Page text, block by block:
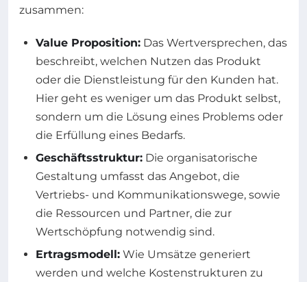
zusammen:
Value Proposition: Das Wertversprechen, das
beschreibt, welchen Nutzen das Produkt
oder die Dienstleistung für den Kunden hat.
Hier geht es weniger um das Produkt selbst,
sondern um die Lösung eines Problems oder
die Erfüllung eines Bedarfs.
Geschäftsstruktur: Die organisatorische
Gestaltung umfasst das Angebot, die
Vertriebs- und Kommunikationswege, sowie
die Ressourcen und Partner, die zur
Wertschöpfung notwendig sind.
Ertragsmodell: Wie Umsätze generiert
werden und welche Kostenstrukturen zu